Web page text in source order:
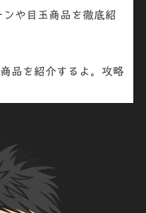
や目玉商品を徹底紹
品を紹介するよ。攻略